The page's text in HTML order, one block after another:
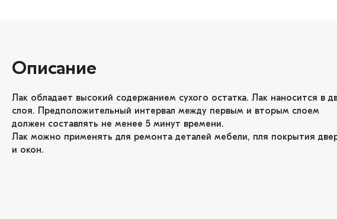
Описание
Лак обладает высокий содержанием сухого остатка. Лак наносится в
слоя. Предположительный интервал между первым и вторым слоем
должен составлять не менее 5 минут времени.
Лак можно применять для ремонта деталей мебели, пля покрытия
и окон.